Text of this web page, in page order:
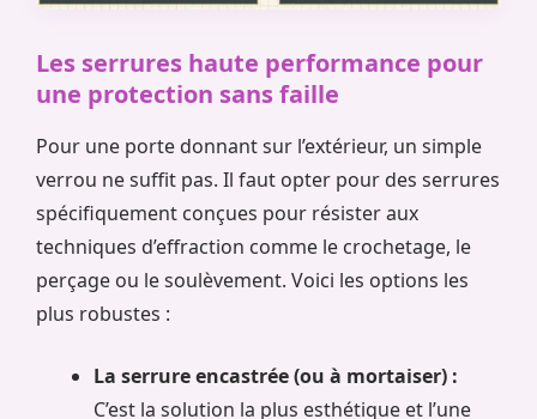
Les serrures haute performance pour
une protection sans faille
Pour une porte donnant sur l’extérieur, un simple
verrou ne suffit pas. Il faut opter pour des serrures
spécifiquement conçues pour résister aux
techniques d’effraction comme le crochetage, le
perçage ou le soulèvement. Voici les options les
plus robustes :
La serrure encastrée (ou à mortaiser) :
C’est la solution la plus esthétique et l’une